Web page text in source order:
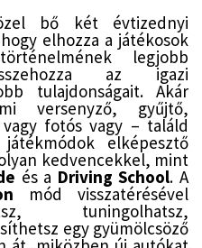
bő két évtizednyi
elhozza a játékosok
legjobb
az igazi
tulajdonságait. Akár
versenyző, gyűjtő,
fotós vagy – találd
elképesztő
kedvencekkel, mint
és a Driving School. A
mód visszatérésével
tuningolhatsz,
egy gyümölcsöző